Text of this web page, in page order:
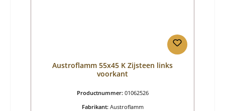
Austroflamm 55x45 K Zijsteen links
voorkant
Productnummer: 01062526
Fabrikant: Austroflamm